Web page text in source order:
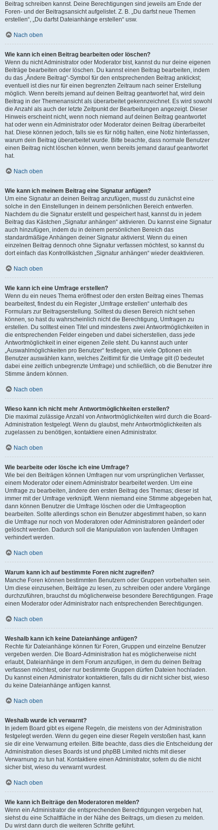
Beitrag schreiben kannst. Deine Berechtigungen sind jeweils am Ende der
Foren- und der Beitragsansicht aufgelistet. Z. B. „Du darfst neue Themen
erstellen“, „Du darfst Dateianhänge erstellen“ usw.
Nach oben
Wie kann ich einen Beitrag bearbeiten oder löschen?
Wenn du nicht Administrator oder Moderator bist, kannst du nur deine eigenen
Beiträge bearbeiten oder löschen. Du kannst einen Beitrag bearbeiten, indem
du das „Ändere Beitrag“-Symbol für den entsprechenden Beitrag anklickst;
eventuell ist dies nur für einen begrenzten Zeitraum nach seiner Erstellung
möglich. Wenn bereits jemand auf deinen Beitrag geantwortet hat, wird dein
Beitrag in der Themenansicht als überarbeitet gekennzeichnet. Es wird sowohl
die Anzahl als auch der letzte Zeitpunkt der Bearbeitungen angezeigt. Dieser
Hinweis erscheint nicht, wenn noch niemand auf deinen Beitrag geantwortet
hat oder wenn ein Administrator oder Moderator deinen Beitrag überarbeitet
hat. Diese können jedoch, falls sie es für nötig halten, eine Notiz hinterlassen,
warum dein Beitrag überarbeitet wurde. Bitte beachte, dass normale Benutzer
einen Beitrag nicht löschen können, wenn bereits jemand darauf geantwortet
hat.
Nach oben
Wie kann ich meinem Beitrag eine Signatur anfügen?
Um eine Signatur an deinen Beitrag anzufügen, musst du zunächst eine
solche in den Einstellungen in deinem persönlichen Bereich entwerfen.
Nachdem du die Signatur erstellt und gespeichert hast, kannst du in jedem
Beitrag das Kästchen „Signatur anhängen“ aktivieren. Du kannst eine Signatur
auch hinzufügen, indem du in deinem persönlichen Bereich das
standardmäßige Anhängen deiner Signatur aktivierst. Wenn du einen
einzelnen Beitrag dennoch ohne Signatur verfassen möchtest, so kannst du
dort einfach das Kontrollkästchen „Signatur anhängen“ wieder deaktivieren.
Nach oben
Wie kann ich eine Umfrage erstellen?
Wenn du ein neues Thema eröffnest oder den ersten Beitrag eines Themas
bearbeitest, findest du ein Register „Umfrage erstellen“ unterhalb des
Formulars zur Beitragserstellung. Solltest du diesen Bereich nicht sehen
können, so hast du wahrscheinlich nicht die Berechtigung, Umfragen zu
erstellen. Du solltest einen Titel und mindestens zwei Antwortmöglichkeiten in
die entsprechenden Felder eingeben und dabei sicherstellen, dass jede
Antwortmöglichkeit in einer eigenen Zeile steht. Du kannst auch unter
„Auswahlmöglichkeiten pro Benutzer“ festlegen, wie viele Optionen ein
Benutzer auswählen kann, welches Zeitlimit für die Umfrage gilt (0 bedeutet
dabei eine zeitlich unbegrenzte Umfrage) und schließlich, ob die Benutzer ihre
Stimme ändern können.
Nach oben
Wieso kann ich nicht mehr Antwortmöglichkeiten erstellen?
Die maximal zulässige Anzahl von Antwortmöglichkeiten wird durch die Board-
Administration festgelegt. Wenn du glaubst, mehr Antwortmöglichkeiten als
zugelassen zu benötigen, kontaktiere einen Administrator.
Nach oben
Wie bearbeite oder lösche ich eine Umfrage?
Wie bei den Beiträgen können Umfragen nur vom ursprünglichen Verfasser,
einem Moderator oder einem Administrator bearbeitet werden. Um eine
Umfrage zu bearbeiten, ändere den ersten Beitrag des Themas; dieser ist
immer mit der Umfrage verknüpft. Wenn niemand eine Stimme abgegeben hat,
dann können Benutzer die Umfrage löschen oder die Umfrageoption
bearbeiten. Sollte allerdings schon ein Benutzer abgestimmt haben, so kann
die Umfrage nur noch von Moderatoren oder Administratoren geändert oder
gelöscht werden. Dadurch soll die Manipulation von laufenden Umfragen
verhindert werden.
Nach oben
Warum kann ich auf bestimmte Foren nicht zugreifen?
Manche Foren können bestimmten Benutzern oder Gruppen vorbehalten sein.
Um diese einzusehen, Beiträge zu lesen, zu schreiben oder andere Vorgänge
durchzuführen, brauchst du möglicherweise besondere Berechtigungen. Frage
einen Moderator oder Administrator nach entsprechenden Berechtigungen.
Nach oben
Weshalb kann ich keine Dateianhänge anfügen?
Rechte für Dateianhänge können für Foren, Gruppen und einzelne Benutzer
vergeben werden. Die Board-Administration hat es möglicherweise nicht
erlaubt, Dateianhänge in dem Forum anzufügen, in dem du deinen Beitrag
verfassen möchtest, oder nur bestimmte Gruppen dürfen Dateien hochladen.
Du kannst einen Administrator kontaktieren, falls du dir nicht sicher bist, wieso
du keine Dateianhänge anfügen kannst.
Nach oben
Weshalb wurde ich verwarnt?
In jedem Board gibt es eigene Regeln, die meistens von der Administration
festgelegt werden. Wenn du gegen eine dieser Regeln verstoßen hast, kann
sie dir eine Verwarnung erteilen. Bitte beachte, dass dies die Entscheidung der
Administration dieses Boards ist und phpBB Limited nichts mit dieser
Verwarnung zu tun hat. Kontaktiere einen Administrator, sofern du die nicht
sicher bist, wieso du verwarnt wurdest.
Nach oben
Wie kann ich Beiträge den Moderatoren melden?
Wenn ein Administrator die entsprechenden Berechtigungen vergeben hat,
siehst du eine Schaltfläche in der Nähe des Beitrags, um diesen zu melden.
Du wirst dann durch die weiteren Schritte geführt.